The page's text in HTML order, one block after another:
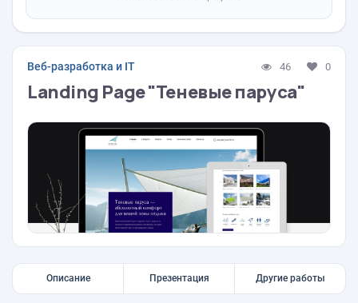
Веб-разработка и IT 46 0
Landing Page "Теневые паруса"
Описание Презентация Другие работы